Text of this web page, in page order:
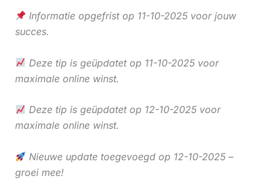
Informatie opgefrist op 11-10-2025 voor jouw
succes.
Deze tip is geüpdatet op 11-10-2025 voor
maximale online winst.
Deze tip is geüpdatet op 12-10-2025 voor
maximale online winst.
Nieuwe update toegevoegd op 12-10-2025 –
groei mee!